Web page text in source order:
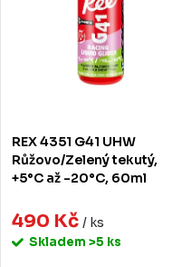
REX 4351 G41 UHW
Růžovo/Zelený tekutý,
+5°C až -20°C, 60ml
490 Kč / ks
Skladem >5 ks